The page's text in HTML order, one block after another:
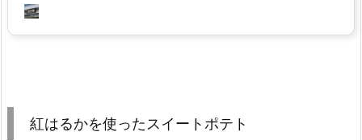
紅はるかを使ったスイートポテト